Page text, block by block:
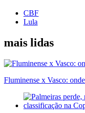
CBF
Lula
mais lidas
Fluminense x Vasco: